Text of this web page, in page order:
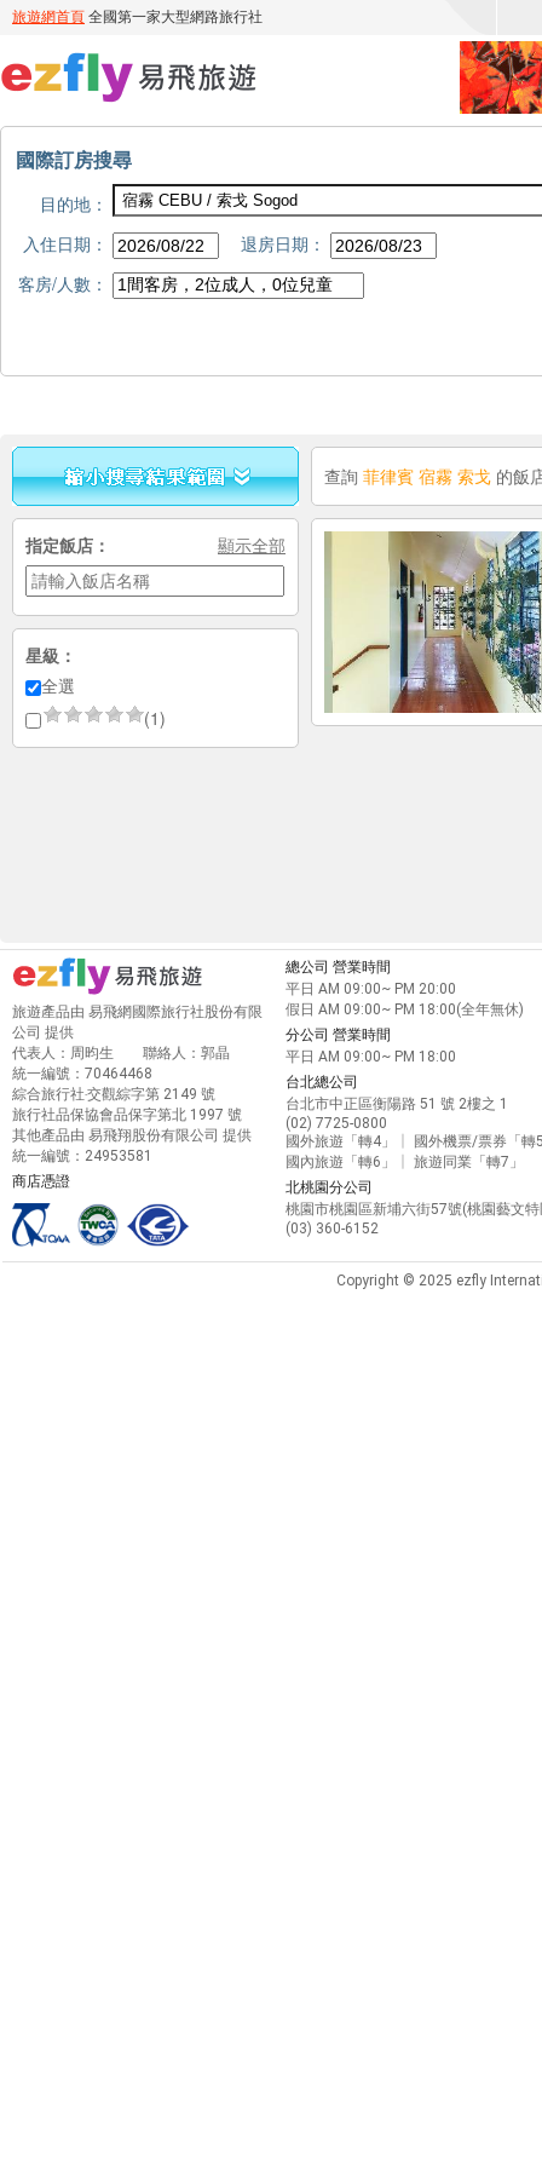
國際訂房搜尋
目的地：
入住日期：
退房日期：
客房/人數：
指定飯店： 顯示全部
星級：
全選
(1)
查詢 菲律賓 宿霧 索戈 的飯